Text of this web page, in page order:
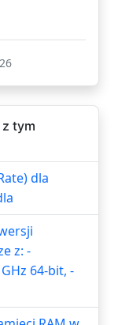
tym
dla
z: -
64-bit, -